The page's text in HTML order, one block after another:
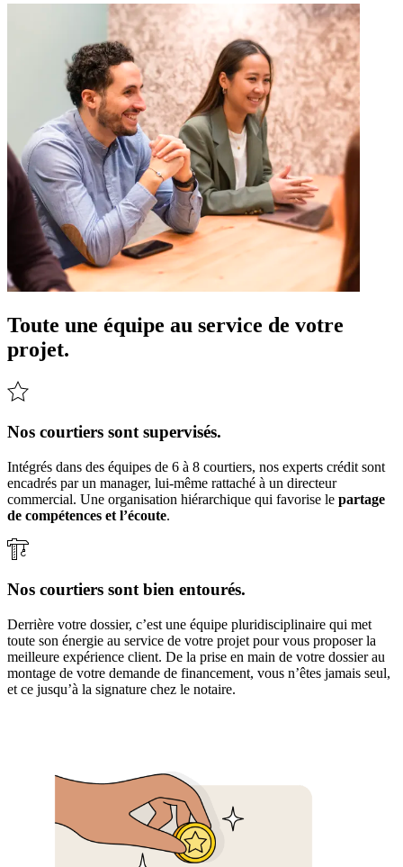
Toute une équipe au service de votre
projet.
Nos courtiers sont supervisés.
Intégrés dans des équipes de 6 à 8 courtiers, nos experts crédit sont
encadrés par un manager, lui-même rattaché à un directeur
commercial. Une organisation hiérarchique qui favorise le partage
de compétences et l’écoute.
Nos courtiers sont bien entourés.
Derrière votre dossier, c’est une équipe pluridisciplinaire qui met
toute son énergie au service de votre projet pour vous proposer la
meilleure expérience client. De la prise en main de votre dossier au
montage de votre demande de financement, vous n’êtes jamais seul,
et ce jusqu’à la signature chez le notaire.